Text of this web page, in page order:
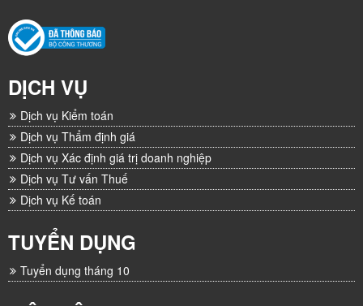
DỊCH VỤ
Dịch vụ Kiểm toán
Dịch vụ Thẩm định giá
Dịch vụ Xác định giá trị doanh nghiệp
Dịch vụ Tư vấn Thuế
Dịch vụ Kế toán
TUYỂN DỤNG
Tuyển dụng tháng 10